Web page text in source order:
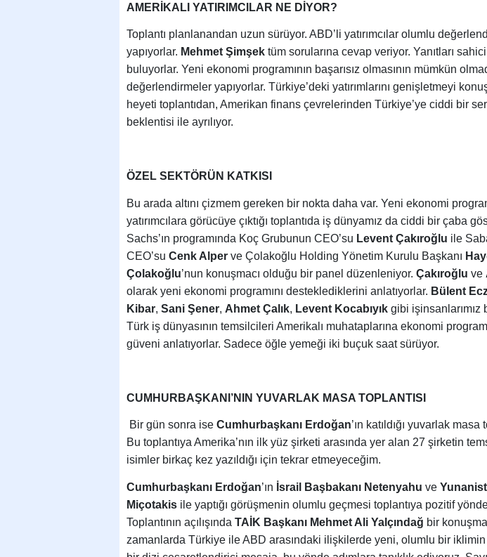
AMERİKALI YATIRIMCILAR NE DİYOR?
Toplantı planlanandan uzun sürüyor. ABD’li yatırımcılar olumlu
yapıyorlar. Mehmet Şimşek tüm sorularına cevap veriyor. Yanıtları
buluyorlar. Yeni ekonomi programının başarısız olmasının mümkün
değerlendirmeler yapıyorlar. Türkiye’deki yatırımlarını genişletmeyi
heyeti toplantıdan, Amerikan finans çevrelerinden Türkiye’ye ciddi bir
beklentisi ile ayrılıyor.
ÖZEL SEKTÖRÜN KATKISI
Bu arada altını çizmem gereken bir nokta daha var. Yeni ekonomi
yatırımcılara görücüye çıktığı toplantıda iş dünyamız da ciddi bir çaba
Sachs’ın programında Koç Grubunun CEO’su Levent Çakıroğlu ile
CEO’su Cenk Alperve Çolakoğlu Holding Yönetim Kurulu Başkanı
Çolakoğlu’nun konuşmacı olduğu bir panel düzenleniyor. Çakıroğlu ve
olarak yeni ekonomi programını desteklediklerini anlatıyorlar. Bülent
Kibar, Sani Şener, Ahmet Çalık, Levent Kocabıyıkgibi işinsanlarımız
Türk iş dünyasının temsilcileri Amerikalı muhataplarına ekonomi
güveni anlatıyorlar. Sadece öğle yemeği iki buçuk saat sürüyor.
CUMHURBAŞKANI’NIN YUVARLAK MASA TOPLANTISI
Bir gün sonra ise Cumhurbaşkanı Erdoğan’ın katıldığı yuvarlak masa
Bu toplantıya Amerika’nın ilk yüz şirketi arasında yer alan 27 şirketin
isimler birkaç kez yazıldığı için tekrar etmeyeceğim.
Cumhurbaşkanı Erdoğan’ın İsrail Başbakanı Netenyahu ve
Miçotakisile yaptığı görüşmenin olumlu geçmesi toplantıya pozitif yönde
Toplantının açılışında TAİK Başkanı Mehmet Ali Yalçındağ bir
zamanlarda Türkiye ile ABD arasındaki ilişkilerde yeni, olumlu bir